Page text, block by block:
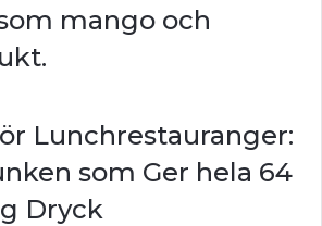
mango och
Lunchrestauranger:
som Ger hela 64
Dryck